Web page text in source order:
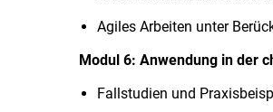
Agiles Arbeiten unter
Modul 6: Anwendung in der
Fallstudien und